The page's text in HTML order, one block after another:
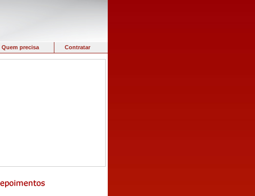
Quem precisa Contratar